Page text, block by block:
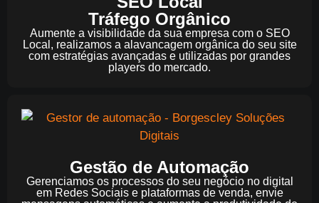
Tráfego Orgânico
Aumente a visibilidade da sua empresa com o SEO
Local, realizamos a alavancagem orgânica do seu site
com estratégias avançadas e utilizadas por grandes
players do mercado.
Gestão de Automação
Gerenciamos os processos do seu negócio no digital
em Redes Sociais e plataformas de venda, envie